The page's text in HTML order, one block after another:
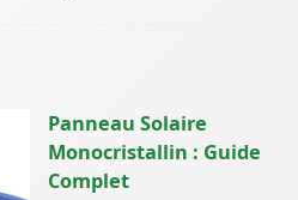
Panneau Solaire
Monocristallin : Guide
Complet